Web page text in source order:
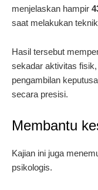
menjelaskan hampir
saat melakukan
Hasil tersebut
sekadar aktivitas
pengambilan
secara presisi.
Membantu
Kajian ini juga
psikologis.